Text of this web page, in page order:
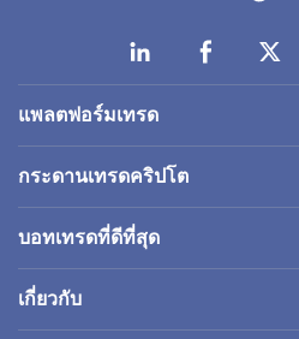
แพลตฟอร์มเทรด
กระดานเทรดคริปโต
บอทเทรดที่ดีที่สุด
เกี่ยวกับ